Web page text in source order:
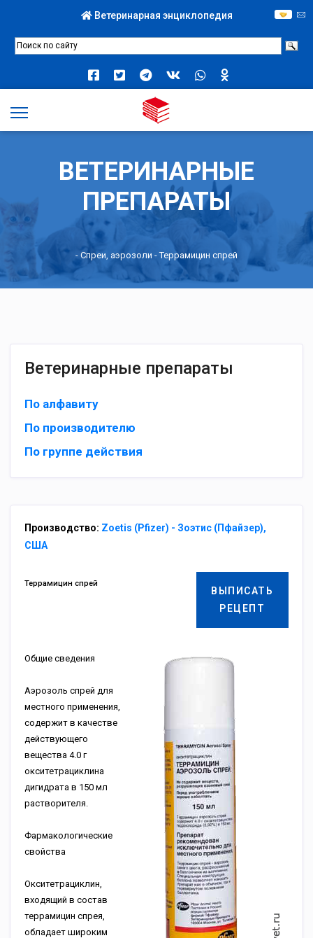
Ветеринарная энциклопедия
ВЕТЕРИНАРНЫЕ
ПРЕПАРАТЫ
- Спреи, аэрозоли - Террамицин спрей
Ветеринарные препараты
По алфавиту
По производителю
По группе действия
Производство: Zoetis (Pfizer) - Зоэтис (Пфайзер),
США
ВЫПИСАТЬ
РЕЦЕПТ
Террамицин спрей
Общие сведения
Аэрозоль спрей для
местного применения,
содержит в качестве
действующего
вещества 4.0 г
окситетрациклина
дигидрата в 150 мл
растворителя.
Фармакологические
свойства
Окситетрациклин,
входящий в состав
террамицин спрея,
обладает широким